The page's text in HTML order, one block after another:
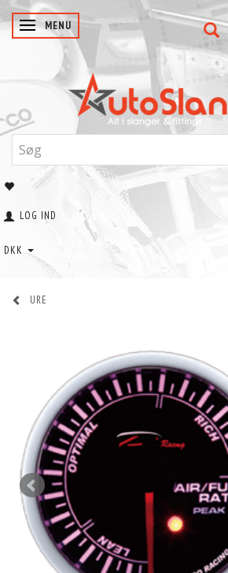
SKIFTE NAVIGATION
MENU
LOG IND
DKK
URE